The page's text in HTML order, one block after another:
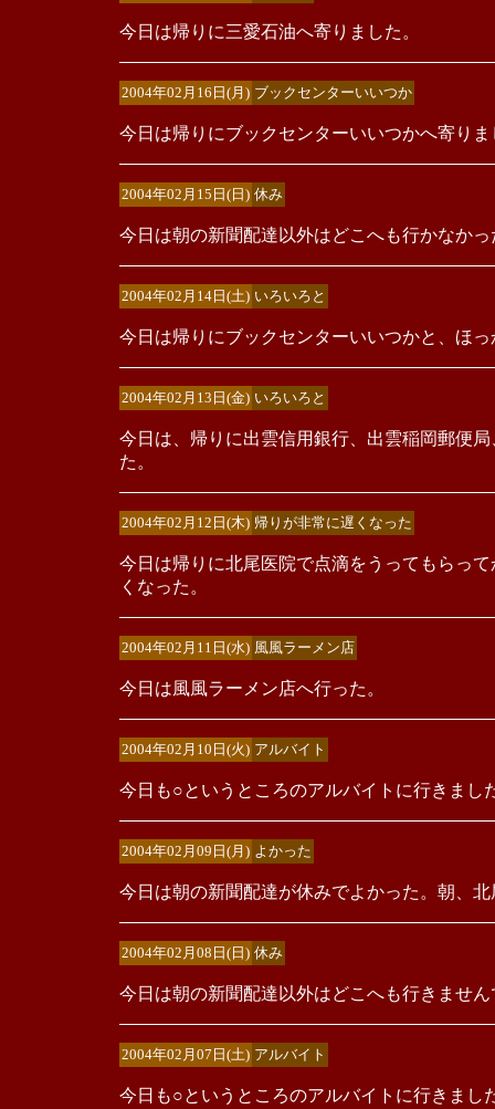
今日は帰りに三愛石油へ寄りました。
2004年02月16日(月) ブックセンターいいつか
今日は帰りにブックセンターいいつかへ寄りま
2004年02月15日(日) 休み
今日は朝の新聞配達以外はどこへも行かなかっ
2004年02月14日(土) いろいろと
今日は帰りにブックセンターいいつかと、ほ
2004年02月13日(金) いろいろと
今日は、帰りに出雲信用銀行、出雲稲岡郵便
た。
2004年02月12日(木) 帰りが非常に遅くなった
今日は帰りに北尾医院で点滴をうってもらっ
くなった。
2004年02月11日(水) 風風ラーメン店
今日は風風ラーメン店へ行った。
2004年02月10日(火) アルバイト
今日も○というところのアルバイトに行きまし
2004年02月09日(月) よかった
今日は朝の新聞配達が休みでよかった。朝、
2004年02月08日(日) 休み
今日は朝の新聞配達以外はどこへも行きません
2004年02月07日(土) アルバイト
今日も○というところのアルバイトに行きまし